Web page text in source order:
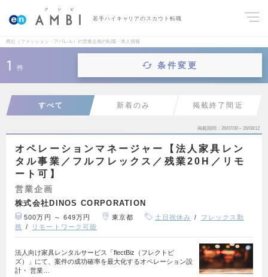
若手ハイキャリアのスカウト転職
商社（ファッション・アパレル）の営業企画の転職・求人情報
1 件 条件変更
すべて 新着のみ 掲載終了間近
掲載期間 26/07/30～26/08/12
オペレーションマネージャー【法人家具レン
タル事業／フルフレックス／残業20H／リモ
ート可】
営業企画
株式会社DINOS CORPORATION
500万円 ～ 649万円 東京都 土日祝休み
フレックス勤
務
リモートワーク可能
法人向け家具レンタルサービス「flectBiz（フレクトビ
ズ）」にて、案件の成功確率を最大化するオペレーション設
計・ 営業…